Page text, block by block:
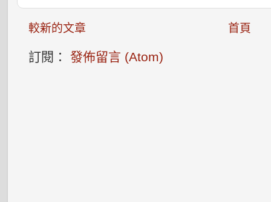
較新的文章 首頁
訂閱： 發佈留言 (Atom)